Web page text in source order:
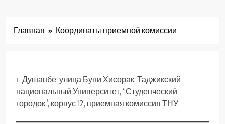
Главная Координаты приемной комиссии
г. Душанбе, улица Буни Хисорак, Таджикский
национальный Университет, “Студенческий
городок”, корпус 12, приемная комиссия ТНУ.